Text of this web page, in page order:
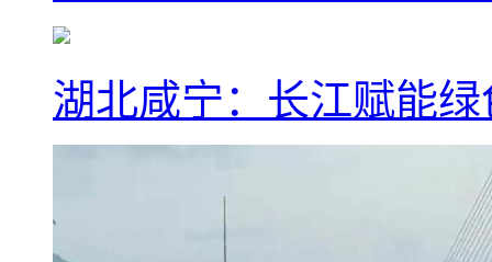
湖北咸宁：长江赋能